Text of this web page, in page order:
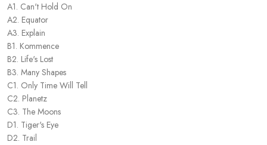
A1. Can't Hold On
A2. Equator
A3. Explain
B1. Kommence
B2. Life's Lost
B3. Many Shapes
C1. Only Time Will Tell
C2. Planetz
C3. The Moons
D1. Tiger's Eye
D2. Trail